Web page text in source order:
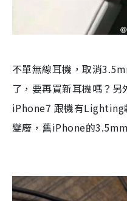
不單無線耳機，取消
了，要再買新耳機嗎？
iPhone7 跟機有Lighting
變廢，舊iPhone的